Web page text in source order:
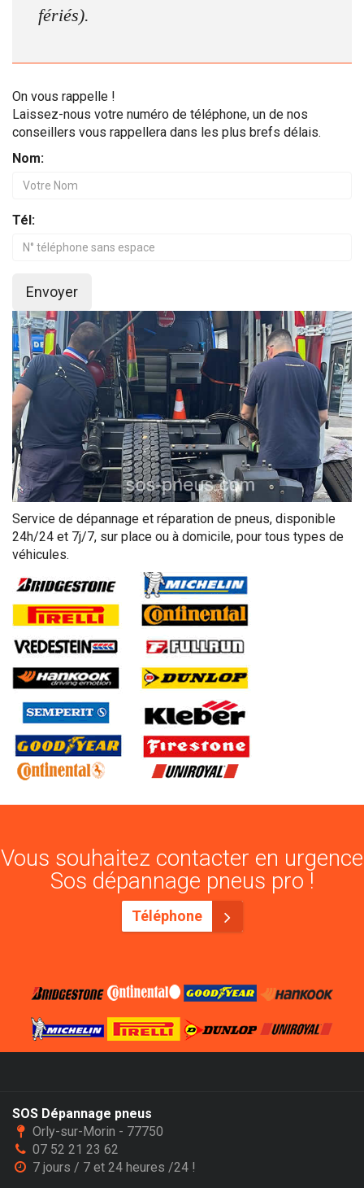
fériés).
On vous rappelle !
Laissez-nous votre numéro de téléphone, un de nos
conseillers vous rappellera dans les plus brefs délais.
Nom:
Tél:
Envoyer
Service de dépannage et réparation de pneus, disponible
24h/24 et 7j/7, sur place ou à domicile, pour tous types de
véhicules.
Vous souhaitez contacter en urgence
Sos dépannage pneus pro !
Téléphone
SOS Dépannage pneus
Orly-sur-Morin - 77750
07 52 21 23 62
7 jours / 7 et 24 heures /24 !